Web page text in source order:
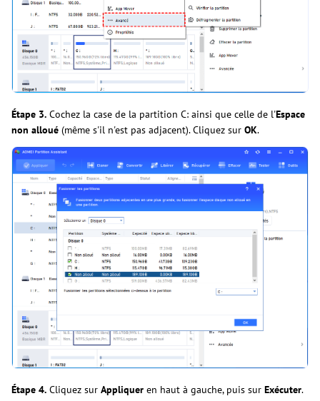
Étape 3. Cochez la case de la partition C: ainsi que celle de l'Espace
non alloué (même s'il n'est pas adjacent). Cliquez sur OK.
Étape 4. Cliquez sur Appliquer en haut à gauche, puis sur Exécuter.